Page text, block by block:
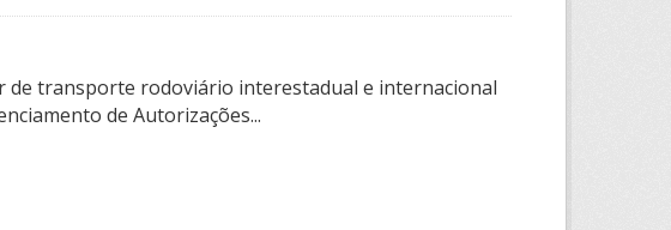
de transporte rodoviário interestadual e internacional
de Autorizações...